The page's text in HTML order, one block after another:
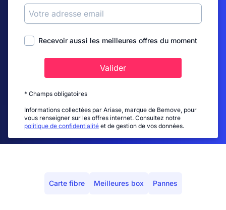
Recevoir aussi les meilleures offres du moment
Valider
* Champs obligatoires
Informations collectées par Ariase, marque de Bemove, pour
vous renseigner sur les offres internet. Consultez notre
politique de confidentialité et de gestion de vos données.
Carte fibre Meilleures box Pannes